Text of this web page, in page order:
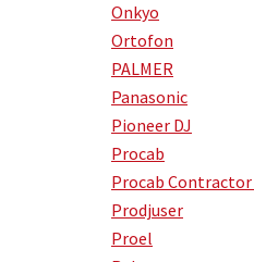
Onkyo
Ortofon
PALMER
Panasonic
Pioneer DJ
Procab
Procab Contractor
Prodjuser
Proel